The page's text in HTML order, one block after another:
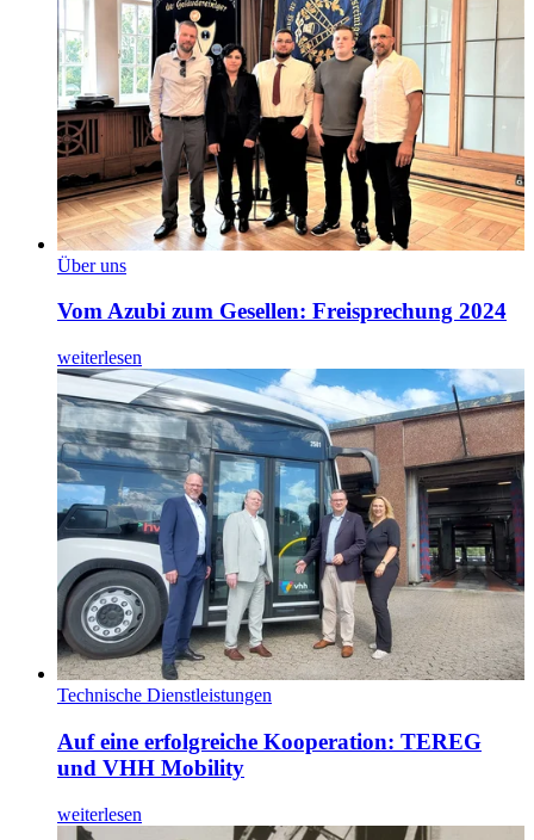
Über uns
Vom Azubi zum Gesellen: Freisprechung 2024
weiterlesen
Technische Dienstleistungen
Auf eine erfolgreiche Kooperation: TEREG
und VHH Mobility
weiterlesen